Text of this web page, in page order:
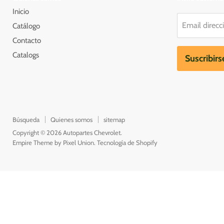
Inicio
Catálogo
Contacto
Catalogs
Email
Búsqueda Quienes somos
sitemap
Copyright © 2026 Autopartes Chevrolet.
Empire Theme by Pixel Union. Tecnología de Shopify